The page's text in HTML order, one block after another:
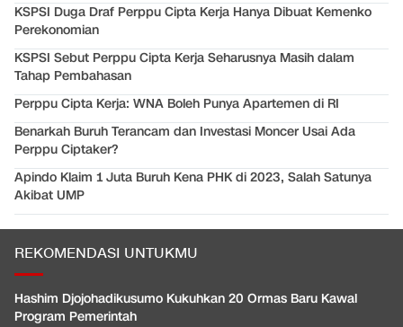
KSPSI Duga Draf Perppu Cipta Kerja Hanya Dibuat Kemenko
Perekonomian
KSPSI Sebut Perppu Cipta Kerja Seharusnya Masih dalam
Tahap Pembahasan
Perppu Cipta Kerja: WNA Boleh Punya Apartemen di RI
Benarkah Buruh Terancam dan Investasi Moncer Usai Ada
Perppu Ciptaker?
Apindo Klaim 1 Juta Buruh Kena PHK di 2023, Salah Satunya
Akibat UMP
REKOMENDASI UNTUKMU
Hashim Djojohadikusumo Kukuhkan 20 Ormas Baru Kawal
Program Pemerintah